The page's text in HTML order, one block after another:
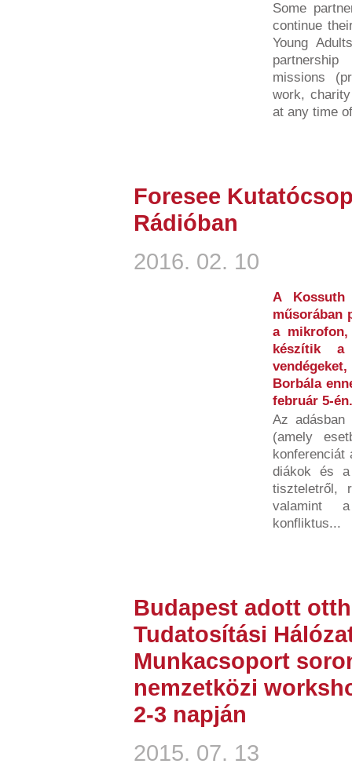
Some
continue
Young
missions
work,
at any time
Foresee
Rádióban
2016. 02. 10
A
műsorában
a
készítik
Borbála
február 5-én.
Az adásban
(amely
konferenciát
diákok és a
tiszteletről,
valamint
konfliktus...
Budapest adott
Tudatosítási
Munkacsoport
nemzetközi
2-3 napján
2015. 07. 13